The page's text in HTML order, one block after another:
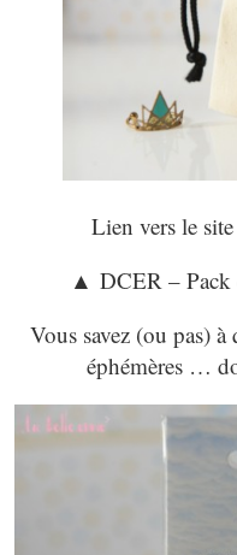
Lien vers le
▲ DCER – Pack
Vous savez (ou pas)
éphémères …